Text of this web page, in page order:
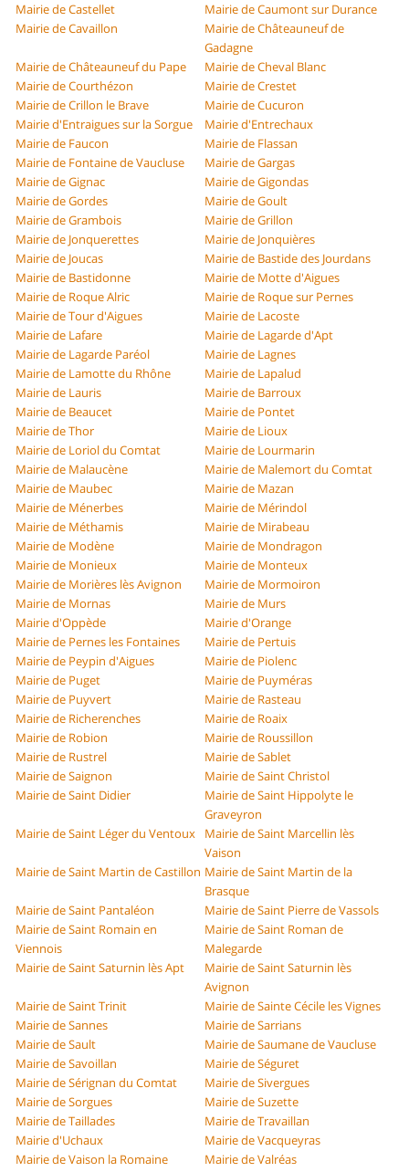
Mairie de Castellet
Mairie de Caumont sur Durance
Mairie de Cavaillon
Mairie de Châteauneuf de
Gadagne
Mairie de Châteauneuf du Pape
Mairie de Cheval Blanc
Mairie de Courthézon
Mairie de Crestet
Mairie de Crillon le Brave
Mairie de Cucuron
Mairie d'Entraigues sur la Sorgue
Mairie d'Entrechaux
Mairie de Faucon
Mairie de Flassan
Mairie de Fontaine de Vaucluse
Mairie de Gargas
Mairie de Gignac
Mairie de Gigondas
Mairie de Gordes
Mairie de Goult
Mairie de Grambois
Mairie de Grillon
Mairie de Jonquerettes
Mairie de Jonquières
Mairie de Joucas
Mairie de Bastide des Jourdans
Mairie de Bastidonne
Mairie de Motte d'Aigues
Mairie de Roque Alric
Mairie de Roque sur Pernes
Mairie de Tour d'Aigues
Mairie de Lacoste
Mairie de Lafare
Mairie de Lagarde d'Apt
Mairie de Lagarde Paréol
Mairie de Lagnes
Mairie de Lamotte du Rhône
Mairie de Lapalud
Mairie de Lauris
Mairie de Barroux
Mairie de Beaucet
Mairie de Pontet
Mairie de Thor
Mairie de Lioux
Mairie de Loriol du Comtat
Mairie de Lourmarin
Mairie de Malaucène
Mairie de Malemort du Comtat
Mairie de Maubec
Mairie de Mazan
Mairie de Ménerbes
Mairie de Mérindol
Mairie de Méthamis
Mairie de Mirabeau
Mairie de Modène
Mairie de Mondragon
Mairie de Monieux
Mairie de Monteux
Mairie de Morières lès Avignon
Mairie de Mormoiron
Mairie de Mornas
Mairie de Murs
Mairie d'Oppède
Mairie d'Orange
Mairie de Pernes les Fontaines
Mairie de Pertuis
Mairie de Peypin d'Aigues
Mairie de Piolenc
Mairie de Puget
Mairie de Puyméras
Mairie de Puyvert
Mairie de Rasteau
Mairie de Richerenches
Mairie de Roaix
Mairie de Robion
Mairie de Roussillon
Mairie de Rustrel
Mairie de Sablet
Mairie de Saignon
Mairie de Saint Christol
Mairie de Saint Didier
Mairie de Saint Hippolyte le
Graveyron
Mairie de Saint Léger du Ventoux
Mairie de Saint Marcellin lès
Vaison
Mairie de Saint Martin de Castillon Mairie de Saint Martin de la
Brasque
Mairie de Saint Pantaléon
Mairie de Saint Pierre de Vassols
Mairie de Saint Romain en
Viennois
Mairie de Saint Roman de
Malegarde
Mairie de Saint Saturnin lès Apt
Mairie de Saint Saturnin lès
Avignon
Mairie de Saint Trinit
Mairie de Sainte Cécile les Vignes
Mairie de Sannes
Mairie de Sarrians
Mairie de Sault
Mairie de Saumane de Vaucluse
Mairie de Savoillan
Mairie de Séguret
Mairie de Sérignan du Comtat
Mairie de Sivergues
Mairie de Sorgues
Mairie de Suzette
Mairie de Taillades
Mairie de Travaillan
Mairie d'Uchaux
Mairie de Vacqueyras
Mairie de Vaison la Romaine
Mairie de Valréas